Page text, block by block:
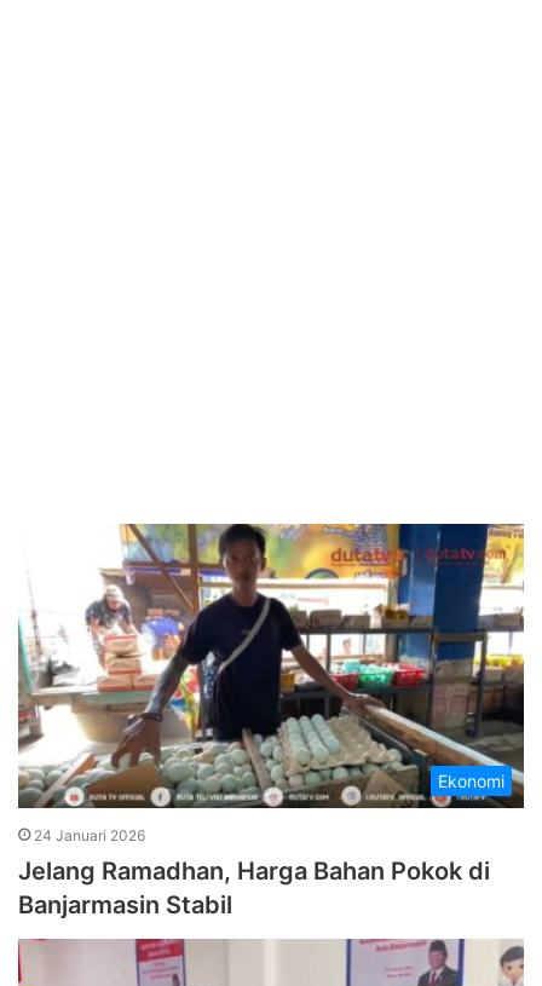
Ekonomi
24 Januari 2026
Jelang Ramadhan, Harga Bahan Pokok di
Banjarmasin Stabil